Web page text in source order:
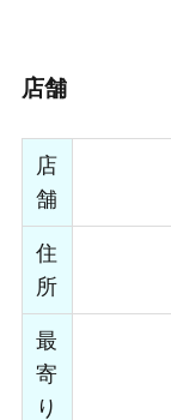
店舗
店
舗
住
所
最
寄
り